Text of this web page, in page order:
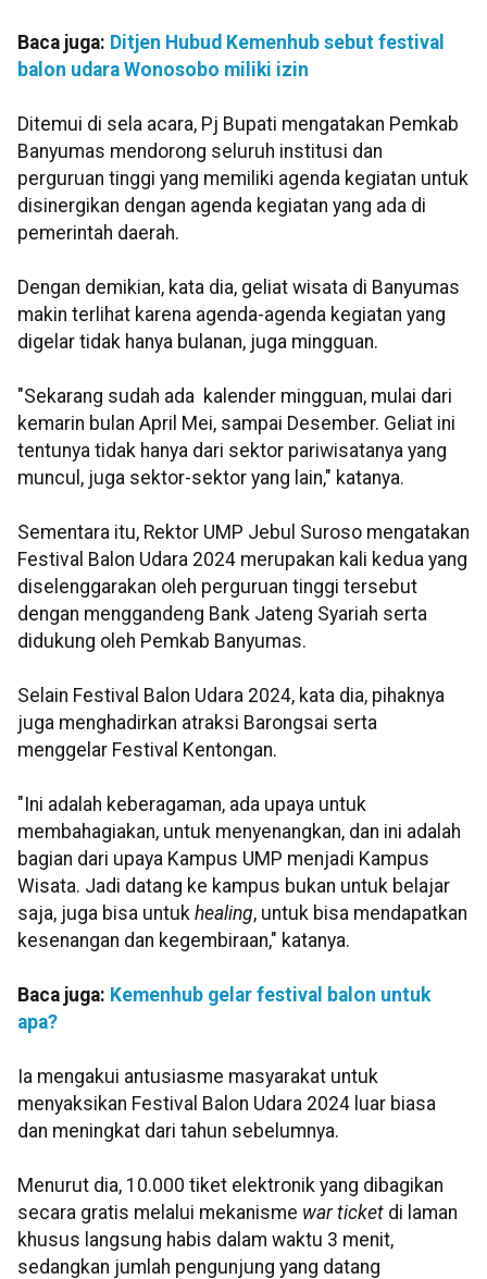
Baca juga: Ditjen Hubud Kemenhub sebut festival
balon udara Wonosobo miliki izin
Ditemui di sela acara, Pj Bupati mengatakan Pemkab
Banyumas mendorong seluruh institusi dan
perguruan tinggi yang memiliki agenda kegiatan untuk
disinergikan dengan agenda kegiatan yang ada di
pemerintah daerah.
Dengan demikian, kata dia, geliat wisata di Banyumas
makin terlihat karena agenda-agenda kegiatan yang
digelar tidak hanya bulanan, juga mingguan.
"Sekarang sudah ada kalender mingguan, mulai dari
kemarin bulan April Mei, sampai Desember. Geliat ini
tentunya tidak hanya dari sektor pariwisatanya yang
muncul, juga sektor-sektor yang lain," katanya.
Sementara itu, Rektor UMP Jebul Suroso mengatakan
Festival Balon Udara 2024 merupakan kali kedua yang
diselenggarakan oleh perguruan tinggi tersebut
dengan menggandeng Bank Jateng Syariah serta
didukung oleh Pemkab Banyumas.
Selain Festival Balon Udara 2024, kata dia, pihaknya
juga menghadirkan atraksi Barongsai serta
menggelar Festival Kentongan.
"Ini adalah keberagaman, ada upaya untuk
membahagiakan, untuk menyenangkan, dan ini adalah
bagian dari upaya Kampus UMP menjadi Kampus
Wisata. Jadi datang ke kampus bukan untuk belajar
saja, juga bisa untuk healing, untuk bisa mendapatkan
kesenangan dan kegembiraan," katanya.
Baca juga: Kemenhub gelar festival balon untuk
apa?
Ia mengakui antusiasme masyarakat untuk
menyaksikan Festival Balon Udara 2024 luar biasa
dan meningkat dari tahun sebelumnya.
Menurut dia, 10.000 tiket elektronik yang dibagikan
secara gratis melalui mekanisme war ticket di laman
khusus langsung habis dalam waktu 3 menit,
sedangkan jumlah pengunjung yang datang